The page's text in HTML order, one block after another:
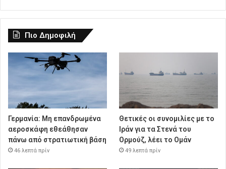
Πιο Δημοφιλή
Γερμανία: Μη επανδρωμένα
αεροσκάφη εθεάθησαν
πάνω από στρατιωτική βάση
46 λεπτά πρίν
Θετικές οι συνομιλίες με το
Ιράν για τα Στενά του
Ορμούζ, λέει το Ομάν
49 λεπτά πρίν